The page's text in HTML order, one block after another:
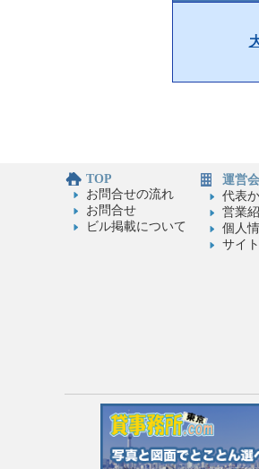
TOP
お問合せの流れ
お問合せ
ビル掲載について
運営
代表
営業
個人
サイ